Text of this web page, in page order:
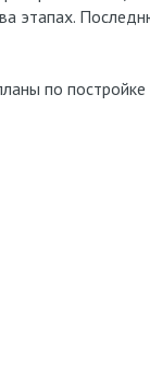
этапах.
по